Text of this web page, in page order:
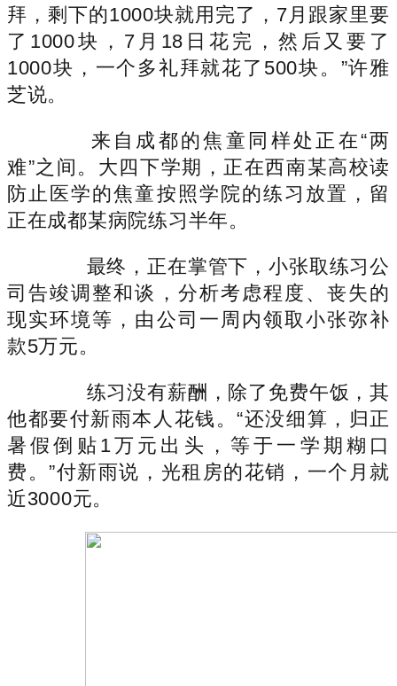
拜，剩下的1000块就用完了，7月跟家里要
了1000块，7月18日花完，然后又要了
1000块，一个多礼拜就花了500块。”许雅
芝说。
来自成都的焦童同样处正在“两
难”之间。大四下学期，正在西南某高校读
防止医学的焦童按照学院的练习放置，留
正在成都某病院练习半年。
最终，正在掌管下，小张取练习公
司告竣调整和谈，分析考虑程度、丧失的
现实环境等，由公司一周内领取小张弥补
款5万元。
练习没有薪酬，除了免费午饭，其
他都要付新雨本人花钱。“还没细算，归正
暑假倒贴1万元出头，等于一学期糊口
费。”付新雨说，光租房的花销，一个月就
近3000元。